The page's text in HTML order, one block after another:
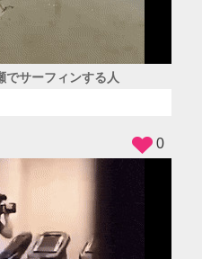
でサーフィンする人
0